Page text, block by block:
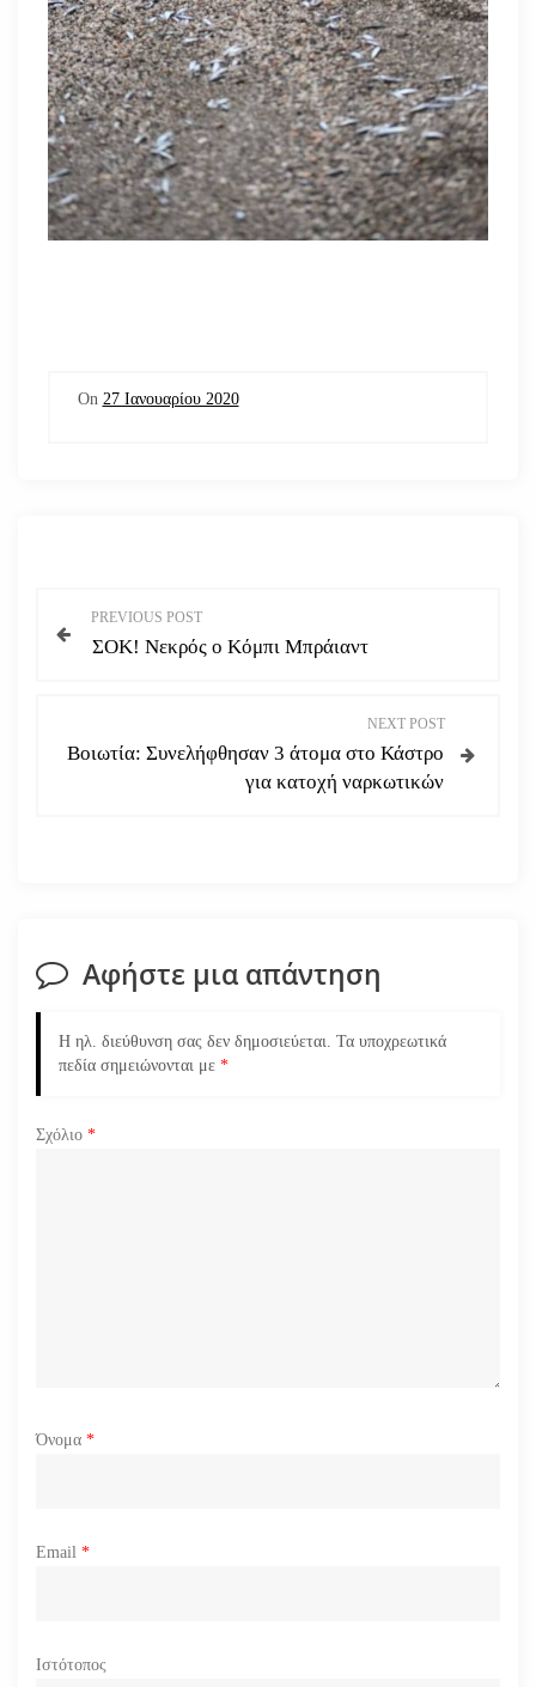
On 27 Ιανουαρίου 2020
η
ρ
θ
PREVIOUS POST
ΣΟΚ! Νεκρός ο Κόμπι Μπράιαντ
NEXT POST
Βοιωτία: Συνελήφθησαν 3 άτομα στο Κάστρο
για κατοχή ναρκωτικών
Αφήστε μια απάντηση
Η ηλ. διεύθυνση σας δεν δημοσιεύεται. Τα υποχρεωτικά
πεδία σημειώνονται με *
Σχόλιο *
Όνομα *
Email *
Ιστότοπος